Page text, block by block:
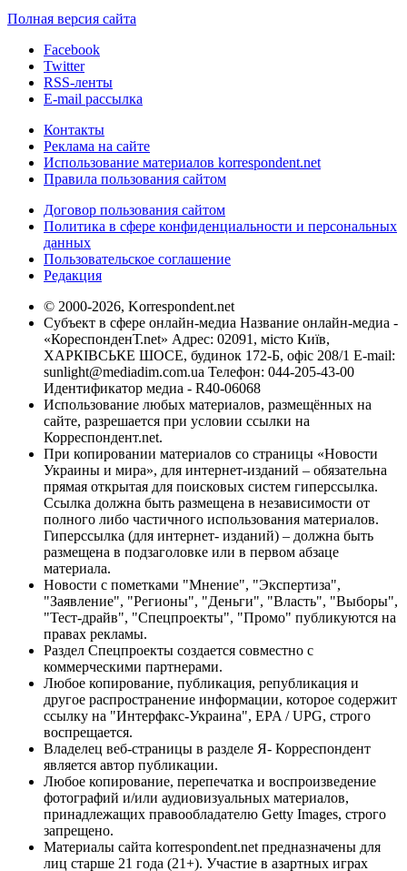
Полная версия сайта
Facebook
Twitter
RSS-ленты
E-mail рассылка
Контакты
Реклама на сайте
Использование материалов korrespondent.net
Правила пользования сайтом
Договор пользования сайтом
Политика в сфере конфиденциальности и персональных
данных
Пользовательское соглашение
Редакция
© 2000-2026, Korrespondent.net
Субъект в сфере онлайн-медиа Название онлайн-медиа -
«КореспонденТ.net» Адрес: 02091, місто Київ,
ХАРКІВСЬКЕ ШОСЕ, будинок 172-Б, офіс 208/1 E-mail:
sunlight@mediadim.com.ua Телефон: 044-205-43-00
Идентификатор медиа - R40-06068
Использование любых материалов, размещённых на
сайте, разрешается при условии ссылки на
Корреспондент.net.
При копировании материалов со страницы «Новости
Украины и мира», для интернет-изданий – обязательна
прямая открытая для поисковых систем гиперссылка.
Ссылка должна быть размещена в независимости от
полного либо частичного использования материалов.
Гиперссылка (для интернет- изданий) – должна быть
размещена в подзаголовке или в первом абзаце
материала.
Новости с пометками "Мнение", "Экспертиза",
"Заявление", "Регионы", "Деньги", "Власть", "Выборы",
"Тест-драйв", "Спецпроекты", "Промо" публикуются на
правах рекламы.
Раздел Спецпроекты создается совместно с
коммерческими партнерами.
Любое копирование, публикация, републикация и
другое распространение информации, которое содержит
ссылку на "Интерфакс-Украина", EPA / UPG, строго
воспрещается.
Владелец веб-страницы в разделе Я- Корреспондент
является автор публикации.
Любое копирование, перепечатка и воспроизведение
фотографий и/или аудиовизуальных материалов,
принадлежащих правообладателю Getty Images, строго
запрещено.
Материалы сайта korrespondent.net предназначены для
лиц старше 21 года (21+). Участие в азартных играх